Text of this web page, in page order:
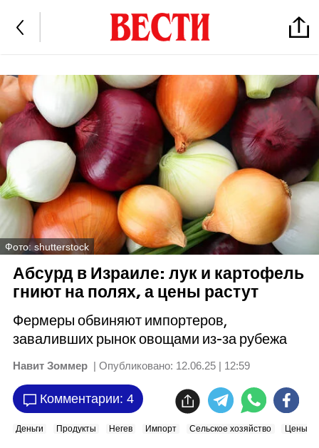
Фото: shutterstock
Абсурд в Израиле: лук и картофель
гниют на полях, а цены растут
Фермеры обвиняют импортеров,
заваливших рынок овощами из-за рубежа
Навит Зоммер | Опубликовано: 12.06.25 | 12:59
Комментарии: 4
Деньги Продукты Негев Импорт Сельское хозяйство Цены